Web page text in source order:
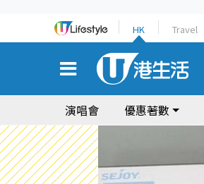
HK Travel
演唱會 優惠著數